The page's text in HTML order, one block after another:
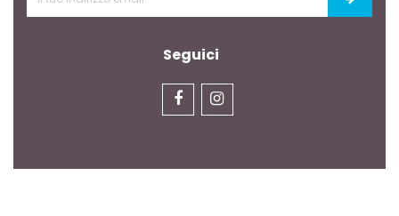
Seguici